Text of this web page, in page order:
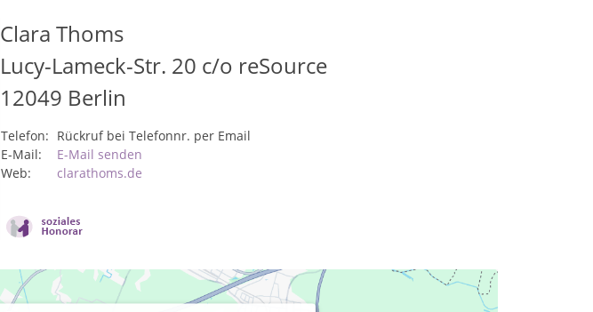
Clara Thoms
Lucy-Lameck-Str. 20 c/o reSource
12049 Berlin
Telefon: Rückruf bei Telefonnr. per Email
E-Mail:
E-Mail senden
Web:
clarathoms.de